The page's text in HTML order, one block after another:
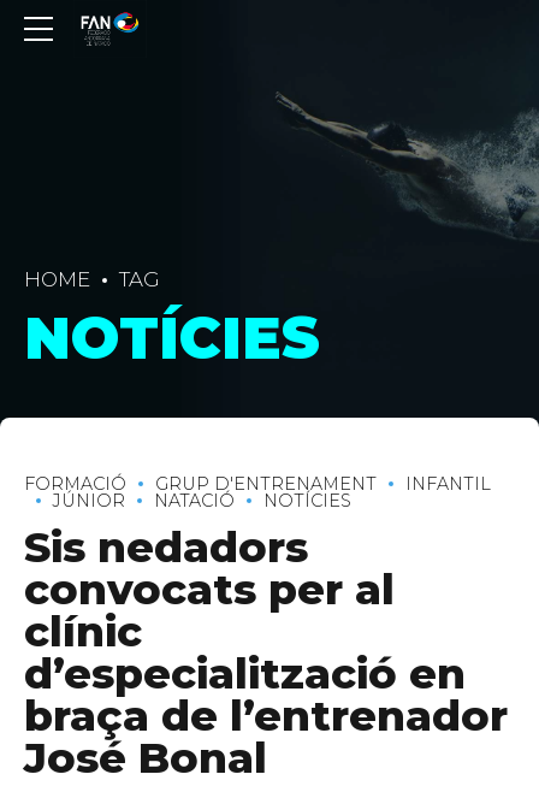
C/ Narciso Yepes s/n AD300 Ordino
HOME TAG
NOTÍCIES
FORMACIÓ GRUP D'ENTRENAMENT INFANTIL
JÚNIOR NATACIÓ NOTÍCIES
Sis nedadors
convocats per al
clínic
d’especialització en
braça de l’entrenador
José Bonal